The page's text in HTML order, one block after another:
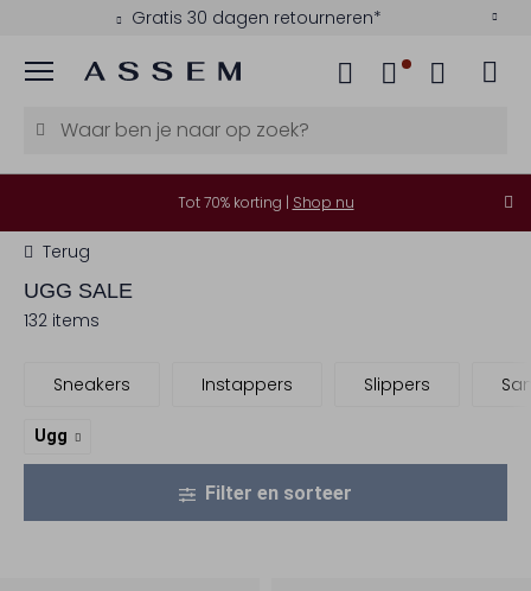
Gratis 30 dagen retourneren*
Menu
Tot 70% korting | Shop nu
Terug
UGG SALE
132 items
Sneakers Instappers Slippers
Ugg
Filter en sorteer